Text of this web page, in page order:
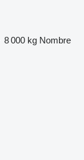
8 000 kg Nombre